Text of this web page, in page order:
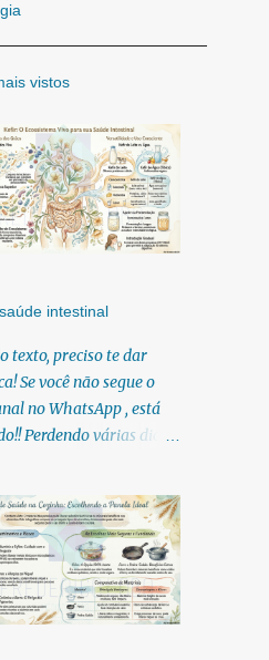
vistos
intestinal
texto, preciso te dar
Se você não segue o
no WhatsApp , está
Perdendo várias dicas,
o link para
dos meus e-books.
clique no link:
channel/0